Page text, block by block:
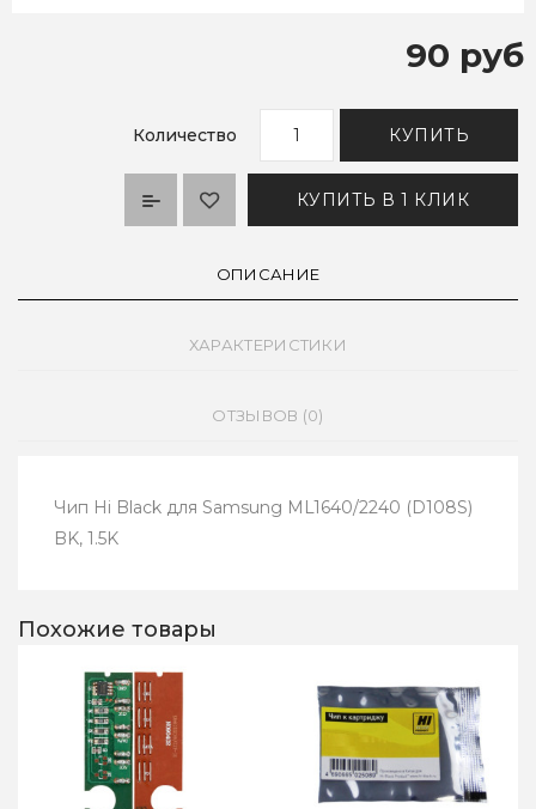
90 руб
Количество КУПИТЬ
КУПИТЬ В 1 КЛИК
ОПИСАНИЕ
ХАРАКТЕРИСТИКИ
ОТЗЫВОВ (0)
Чип Hi Black для Samsung ML1640/2240 (D108S)
BK, 1.5K
Похожие товары